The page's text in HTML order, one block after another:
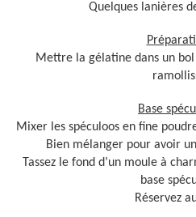
Quelques lanières
Mettre la gélatine dans un bol
Base
Mixer les spéculoos en fine
Bien mélanger pour avoir
Tassez le fond d’un moule à
base
Réservez